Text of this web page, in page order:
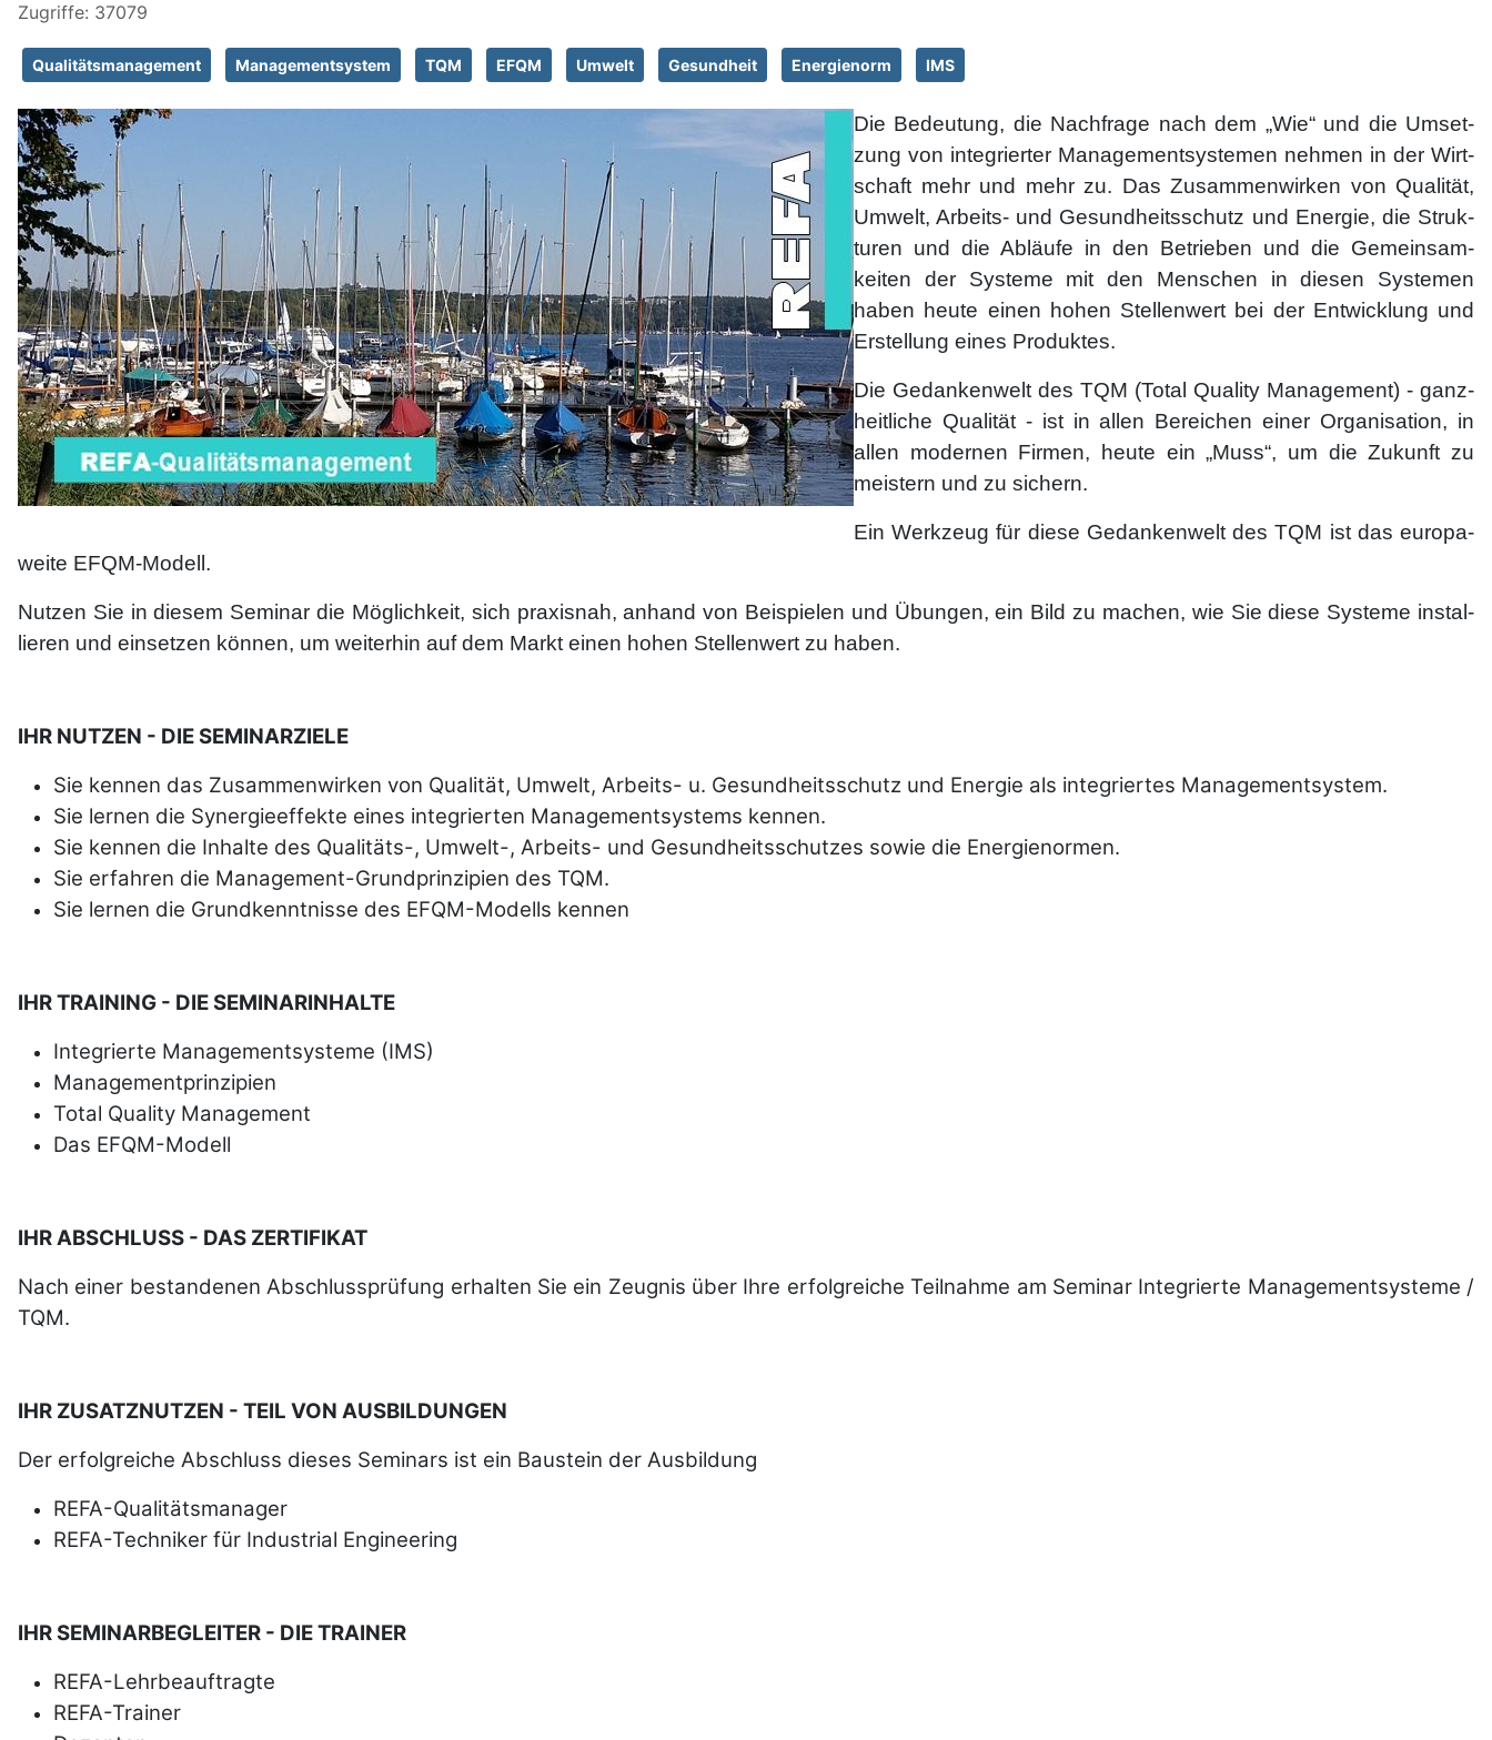
Zugriffe: 37079
Qualitätsmanagement Managementsystem TQM EFQM Umwelt Gesundheit Energienorm IMS
Die Bedeutung, die Nachfrage nach dem „Wie“ und die Um­set­
zung von inte­grier­ter Ma­na­ge­ment­systemen neh­men in der Wirt­
schaft mehr und mehr zu. Das Zu­sam­men­wir­ken von Quali­tät,
Umwelt, Arbeits- und Gesund­heits­schutz und Ener­gie, die Struk­
turen und die Ab­läufe in den Be­trie­ben und die Gemein­sam­
keiten der Systeme mit den Men­schen in diesen Systemen
haben heute einen hohen Stel­le­nwert bei der Ent­wickl­ung und
Er­stel­lung eines Pro­duk­tes.
Die Gedanken­welt des TQM (To­tal Qua­li­ty Ma­na­ge­ment) - ganz­
heit­liche Qua­li­tät - ist in al­len Be­rei­chen einer Or­ga­ni­sa­tion, in
allen moder­nen Fir­men, heute ein „Muss“, um die Zu­kunft zu
meistern und zu sichern.
Ein Werkzeug für diese Ge­dan­ken­welt des TQM ist das europa­
weite EFQM-Modell.
Nutzen Sie in die­sem Se­mi­nar die Mög­lich­keit, sich pra­xis­nah, an­hand von Bei­spielen und Übun­gen, ein Bild zu machen, wie Sie diese Systeme in­stal­
lie­ren und ein­setz­en können, um wei­ter­hin auf dem Markt einen hohen Stel­len­wert zu haben.
IHR NUTZEN - DIE SEMINARZIELE
Sie kennen das Zusammenwirken von Qualität, Umwelt, Arbeits- u. Gesundheitsschutz und Energie als integriertes Managementsystem.
Sie lernen die Synergieeffekte eines integrierten Managementsystems kennen.
Sie kennen die Inhalte des Qualitäts-, Umwelt-, Arbeits- und Gesundheitsschutzes sowie die Energienormen.
Sie erfahren die Management-Grundprinzipien des TQM.
Sie lernen die Grundkenntnisse des EFQM-Modells kennen
IHR TRAINING - DIE SEMINARINHALTE
Integrierte Managementsysteme (IMS)
Managementprinzipien
Total Quality Management
Das EFQM-Modell
IHR ABSCHLUSS - DAS ZERTIFIKAT
Nach einer be­stan­de­nen Ab­schluss­prü­fung er­hal­ten Sie ein Zeug­nis über Ihre er­folg­reiche Teil­nahme am Se­mi­nar Inte­grierte Mana­gement­systeme /
TQM.
IHR ZUSATZNUTZEN - TEIL VON AUSBILDUNGEN
Der erfolgreiche Abschluss dieses Seminars ist ein Baustein der Ausbildung
REFA-Qualitätsmanager
REFA-Techniker für Industrial Engineering
IHR SEMINARBEGLEITER - DIE TRAINER
REFA-Lehrbeauftragte
REFA-Trainer